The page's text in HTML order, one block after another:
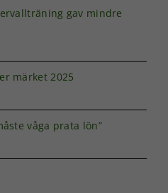
gav mindre
märket 2025
våga prata lön”
att försvinna
från
Marknadsföring
med dig av dina
intressen och ditt
beteende när du
chansen att få se